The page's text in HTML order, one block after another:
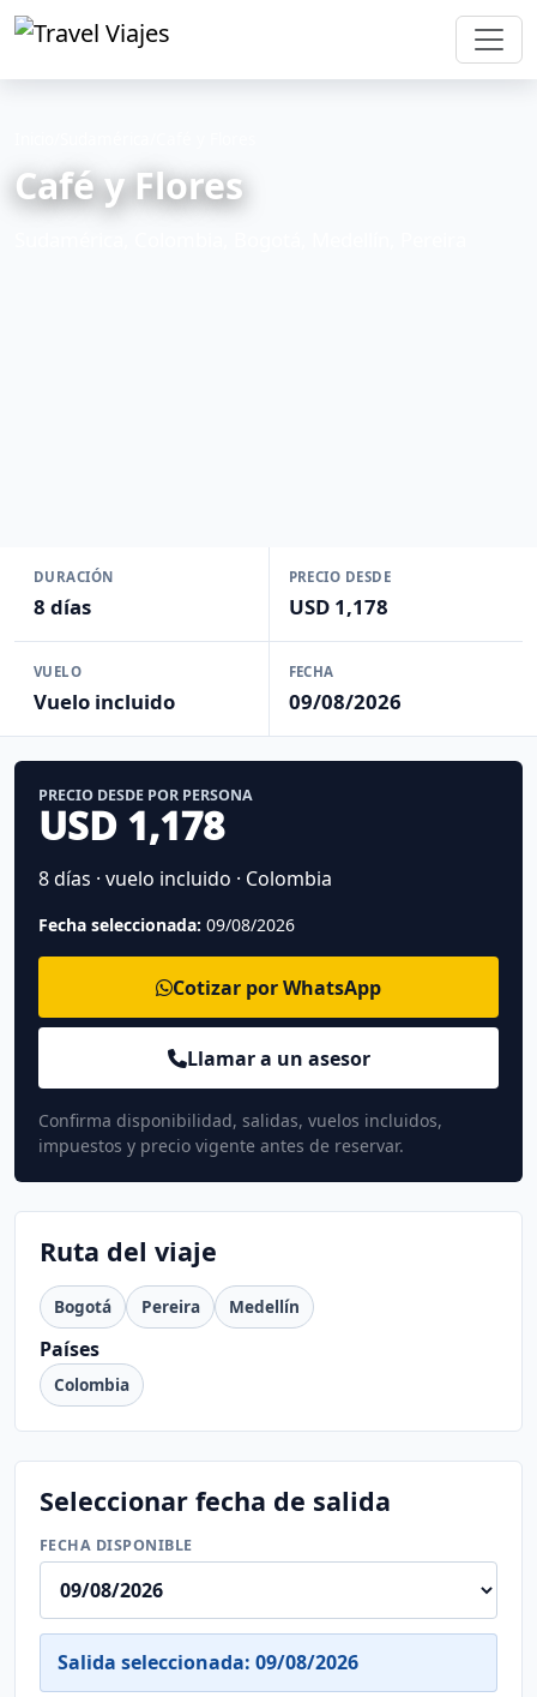
Café y Flores
DURACIÓN
8 días
PRECIO DESDE
USD 1,178
VUELO
Vuelo incluido
FECHA
09/08/2026
Ruta del viaje
Bogotá Pereira Medellín
Países
Colombia
Seleccionar fecha de salida
FECHA DISPONIBLE
Salida seleccionada: 09/08/2026
PRECIO DESDE POR PERSONA
USD 1,178
8 días · vuelo incluido · Colombia
Fecha seleccionada: 09/08/2026
Cotizar por WhatsApp
Llamar a un asesor
Confirma disponibilidad, salidas, vuelos incluidos,
impuestos y precio vigente antes de reservar.